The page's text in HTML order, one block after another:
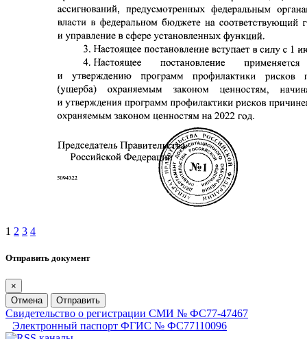
1 2 3 4
Отправить документ
×
Отмена
Отправить
Свидетельство о регистрации СМИ № ФС77-47467
Электронный паспорт ФГИС № ФС77110096